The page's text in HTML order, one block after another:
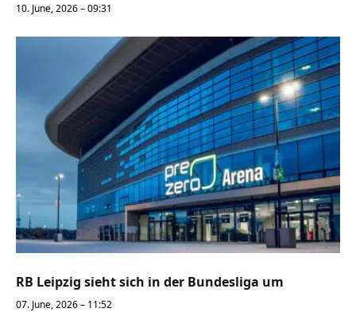
10. June, 2026 – 09:31
RB Leipzig sieht sich in der Bundesliga um
07. June, 2026 – 11:52